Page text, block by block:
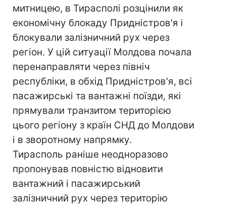
митницею, в Тирасполі розцінили як
економічну блокаду Придністров'я і
блокували залізничний рух через
регіон. У цій ситуації Молдова почала
перенаправляти через північ
республіки, в обхід Придністров'я, всі
пасажирські та вантажні поїзди, які
прямували транзитом територією
цього регіону з країн СНД до Молдови
і в зворотному напрямку.
Тирасполь раніше неодноразово
пропонував повністю відновити
вантажний і пасажирський
залізничний рух через територію